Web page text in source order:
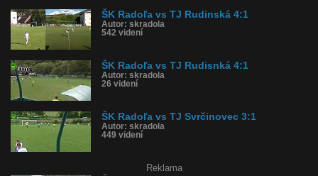
Dľžka: 1:27
Kategória: športy
Tagy: tjrudinska, skradola, futbalvradoli, futbal, sport, slovensko
História sledovanosti videa:
ŠK Radoľa vs TJ Rudinská 4:1
Autor: skradola
542 videní
ŠK Radoľa vs TJ Rudisnká 4:1
Autor: skradola
26 videní
ŠK Radoľa vs TJ Svrčinovec 3:1
Autor: skradola
449 videní
Reklama